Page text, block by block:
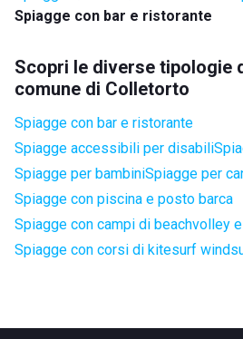
Spiagge con bar e ristorante
Scopri le diverse tipologie
comune di Colletorto
Spiagge con bar e ristorante
Spiagge accessibili per disabili
Spiagge per bambiniSpiagge per
Spiagge con piscina e posto barca
Spiagge con campi di beachvolley
Spiagge con corsi di kitesurf